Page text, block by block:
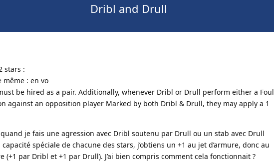
Dribl and Drull
stars :
même : en vo
be hired as a pair. Additionally, whenever Dribl or Drull perform either a Foul
against an opposition player Marked by both Dribl & Drull, they may apply a 1
je fais une agression avec Dribl soutenu par Drull ou un stab avec Drull
spéciale de chacune des stars, j’obtiens un +1 au jet d’armure, donc au
(+1 par Dribl et +1 par Drull). J’ai bien compris comment cela fonctionnait ?